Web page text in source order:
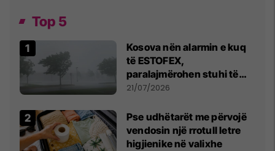
Top 5
Kosova nën alarmin e kuq
të ESTOFEX,
paralajmërohen stuhi të
fuqishme me breshër dhe
21/07/2026
Pse udhëtarët me përvojë
vendosin një rrotull letre
higjienike në valixhe